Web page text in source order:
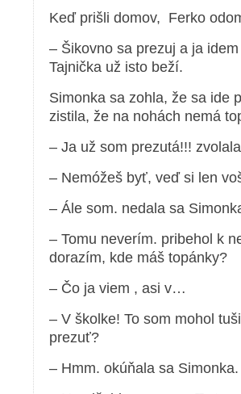
Keď prišli domov, Ferko
– Šikovno sa prezuj a ja
Tajnička už isto beží.
Simonka sa zohla, že sa ide
zistila, že na nohách nemá
– Ja už som prezutá!!!
– Nemóžeš byť, veď si len
– Ále som. nedala sa
– Tomu neverím. pribehol k
dorazím, kde máš topánky?
– Čo ja viem , asi v…
– V školke! To som mohol
prezuť?
– Hmm. okúňala sa Simonka.